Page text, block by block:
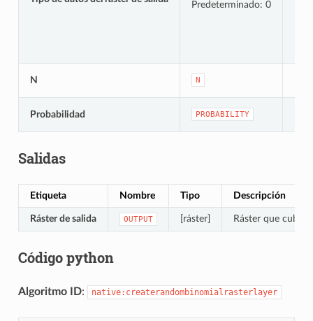
Predeterminado: 0
N N
Probabilidad PROBABILITY
Salidas
Etiqueta Nombre Tipo Descripción
Ráster de salida OUTPUT [ráster] Ráster que cubre
Código python
Algoritmo ID: native:createrandombinomialrasterlayer